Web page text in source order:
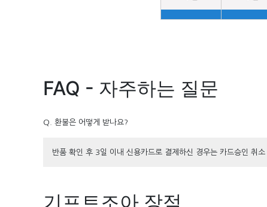
FAQ - 자주하는 질문
Q. 환불은 어떻게 받나요?
반품 확인 후 3일 이내 신용카드로 결제하신 경우는 카드승인 취
기프트조아 장점